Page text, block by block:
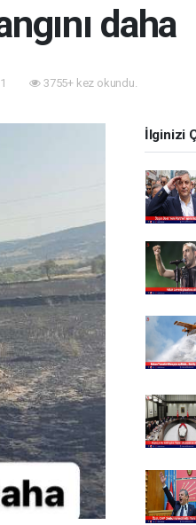
daha
3755+ kez okundu.
İlginizi